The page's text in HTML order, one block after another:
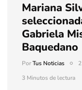
Mariana
Gabriela
Baquedano
PorTus Noticias
3 Minutos de lectura